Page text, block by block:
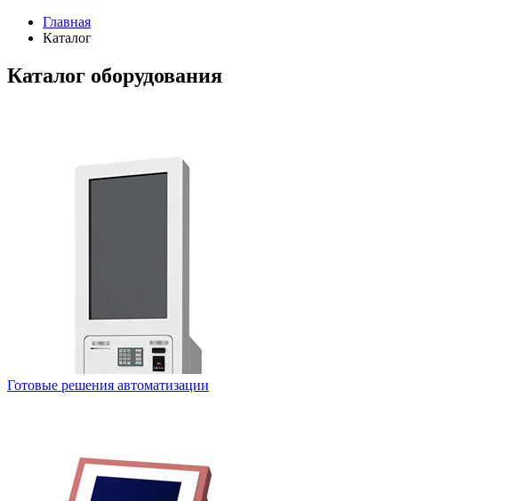
Главная
Каталог
Каталог оборудования
Готовые решения автоматизации